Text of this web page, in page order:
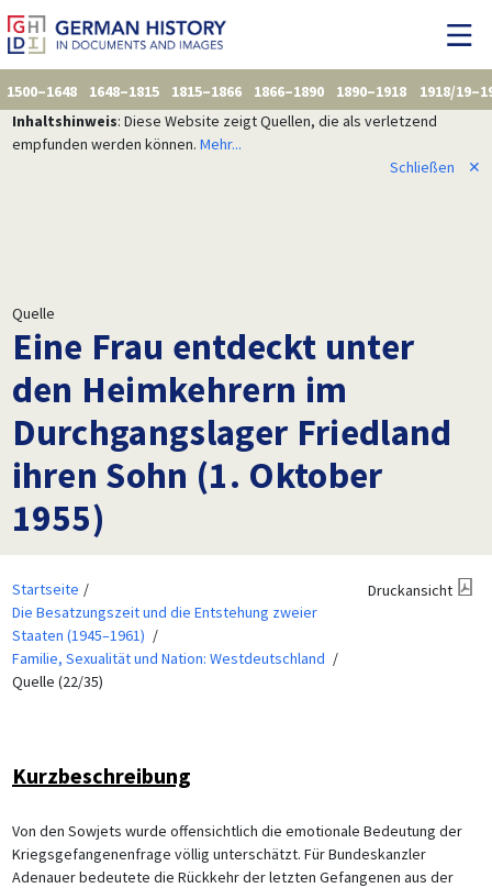
1500–1648 1648–1815 1815–1866 1866–1890 1890–1918
1918/
Inhaltshinweis: Diese Website zeigt Quellen, die als verletzend
empfunden werden können. Mehr...
Schließen
✕
Quelle
Eine Frau entdeckt unter
den Heimkehrern im
Durchgangslager Friedland
ihren Sohn (1. Oktober
1955)
Startseite
Die Besatzungszeit und die Entstehung zweier
Staaten (1945–1961)
Familie, Sexualität und Nation: Westdeutschland
Quelle (22/35)
Druckansicht
Kurzbeschreibung
Von den Sowjets wurde offensichtlich die emotionale Bedeutung der
Kriegsgefangenenfrage völlig unterschätzt. Für Bundeskanzler
Adenauer bedeutete die Rückkehr der letzten Gefangenen aus der